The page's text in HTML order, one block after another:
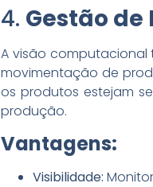
4. Gestão
A visão computacional
movimentação de
os produtos estejam
produção.
Vantagens:
Visibilidade: